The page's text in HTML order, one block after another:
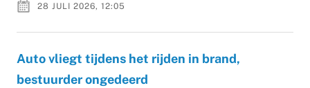
28 JULI 2026, 12:05
Auto vliegt tijdens het rijden in brand,
bestuurder ongedeerd